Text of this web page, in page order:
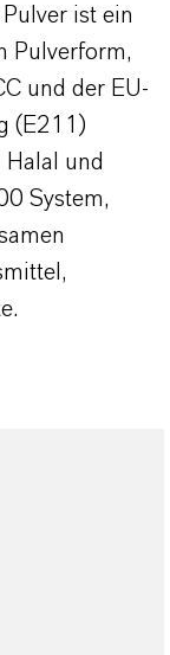
ist ein
Pulverform,
und der EU-
(E211)
und
System,